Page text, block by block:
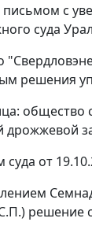
письмом с
суда
решения
общество
дрожжевой
от
решение